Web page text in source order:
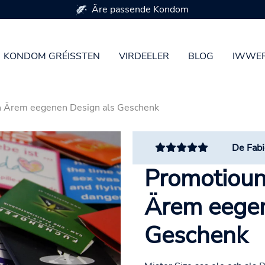
KONDOM GRÉISSTEN VIRDEELER BLOG
Äre passende Kondom
eegenen Design als Geschenk
De
Ärem
Geschenk